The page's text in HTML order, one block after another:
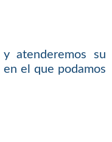
atenderemos su
el que podamos